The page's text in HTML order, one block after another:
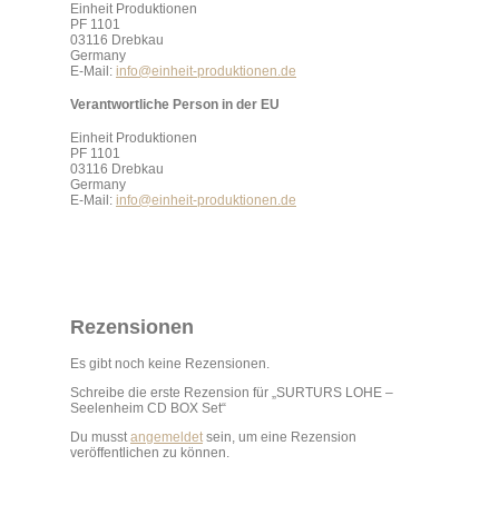
Einheit Produktionen
PF 1101
03116 Drebkau
Germany
E-Mail: info@einheit-produktionen.de
Verantwortliche Person in der EU
Einheit Produktionen
PF 1101
03116 Drebkau
Germany
E-Mail: info@einheit-produktionen.de
Rezensionen
Es gibt noch keine Rezensionen.
Schreibe die erste Rezension für „SURTURS LOHE –
Seelenheim CD BOX Set“
Du musstangemeldetsein, um eine Rezension
veröffentlichen zu können.